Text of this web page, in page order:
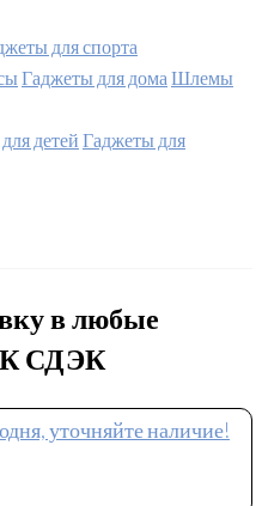
для спорта
Гаджеты для дома Шлемы
детей Гаджеты для
в любые
СДЭК
уточняйте наличие!